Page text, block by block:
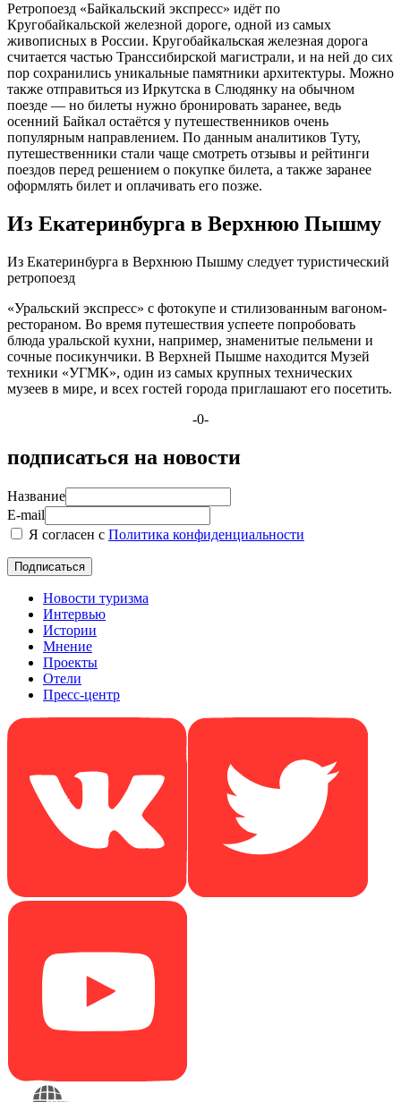
Ретропоезд «Байкальский экспресс» идёт по
Кругобайкальской железной дороге, одной из самых
живописных в России. Кругобайкальская железная дорога
считается частью Транссибирской магистрали, и на ней до сих
пор сохранились уникальные памятники архитектуры. Можно
также отправиться из Иркутска в Слюдянку на обычном
поезде — но билеты нужно бронировать заранее, ведь
осенний Байкал остаётся у путешественников очень
популярным направлением. По данным аналитиков Туту,
путешественники стали чаще смотреть отзывы и рейтинги
поездов перед решением о покупке билета, а также заранее
оформлять билет и оплачивать его позже.
Из Екатеринбурга в Верхнюю Пышму
Из Екатеринбурга в Верхнюю Пышму следует туристический
ретропоезд
«Уральский экспресс» с фотокупе и стилизованным вагоном-
рестораном. Во время путешествия успеете попробовать
блюда уральской кухни, например, знаменитые пельмени и
сочные посикунчики. В Верхней Пышме находится Музей
техники «УГМК», один из самых крупных технических
музеев в мире, и всех гостей города приглашают его посетить.
-0-
подписаться на новости
Название
E-mail
Я согласен с Политика конфиденциальности
Новости туризма
Интервью
Истории
Мнение
Проекты
Отели
Пресс-центр